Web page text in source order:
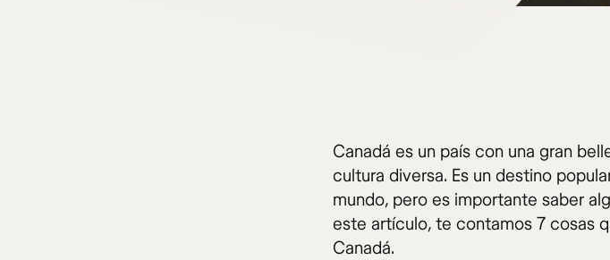
Canadá es un país con una gran
cultura diversa. Es un destino
mundo, pero es importante saber
este artículo, te contamos 7 cosas
Canadá.